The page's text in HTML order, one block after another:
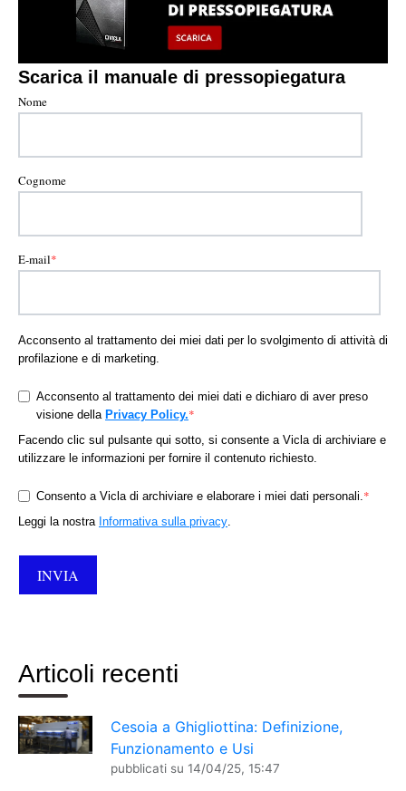
Scarica il manuale di pressopiegatura
Nome
Cognome
E-mail*
Acconsento al trattamento dei miei dati per lo svolgimento di attività di
profilazione e di marketing.
Acconsento al trattamento dei miei dati e dichiaro di aver preso
visione della Privacy Policy.*
Facendo clic sul pulsante qui sotto, si consente a Vicla di archiviare e
utilizzare le informazioni per fornire il contenuto richiesto.
Consento a Vicla di archiviare e elaborare i miei dati personali. *
Leggi la nostra Informativa sulla privacy
Articoli recenti
Cesoia a Ghigliottina: Definizione,
Funzionamento e Usi
pubblicati su 14/04/25, 15:47